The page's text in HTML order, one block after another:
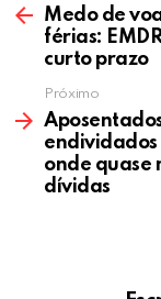
Medo de
férias:
curto prazo
Próximo
endividados
onde quase
dívidas